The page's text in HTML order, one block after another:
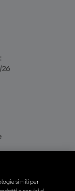
26
simili per